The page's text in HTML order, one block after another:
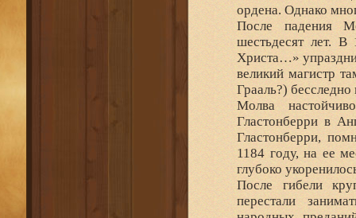
ордена. Однако
После падения
шестьдесят лет.
Христа…»
великий магистр
Грааль?)
Молва
Гластонберри в
Гластонберри,
1184 году, на ее
глубоко
После гибели
перестали